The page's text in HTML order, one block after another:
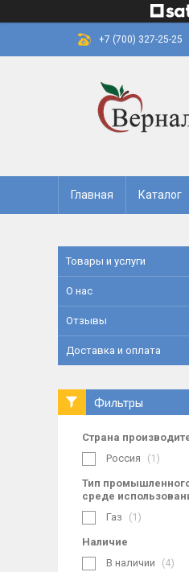
+7 (700) 327-25-25
Главная Каталог
Товары и услуги
О нас
Отзывы
Доставка и оплата
Фильтры
Страна
Россия
1
Тип
среде
Газ
1
Наличие
В наличии
4